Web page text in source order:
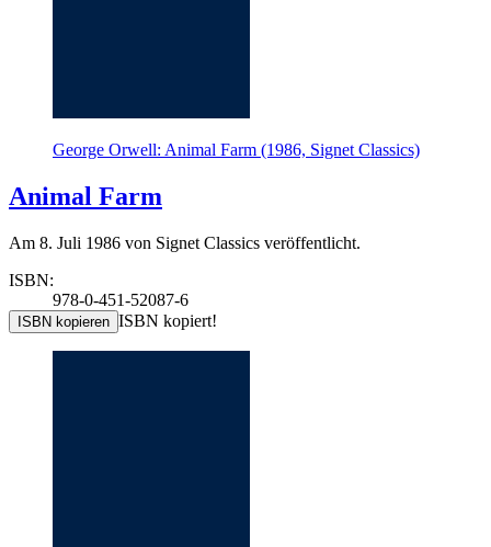
George Orwell: Animal Farm (1986, Signet Classics)
Animal Farm
Am 8. Juli 1986 von Signet Classics veröffentlicht.
ISBN:
978-0-451-52087-6
ISBN kopieren ISBN kopiert!